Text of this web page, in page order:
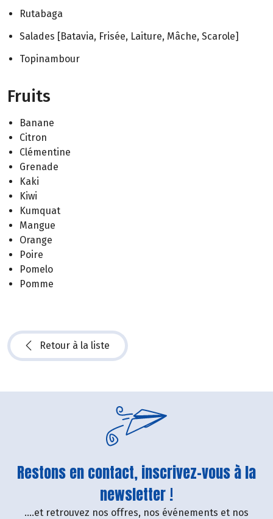
Rutabaga
Salades [Batavia, Frisée, Laiture, Mâche, Scarole]
Topinambour
Fruits
Banane
Citron
Clémentine
Grenade
Kaki
Kiwi
Kumquat
Mangue
Orange
Poire
Pomelo
Pomme
Retour à la liste
Restons en contact, inscrivez-vous à la
newsletter !
....et retrouvez nos offres, nos événements et nos